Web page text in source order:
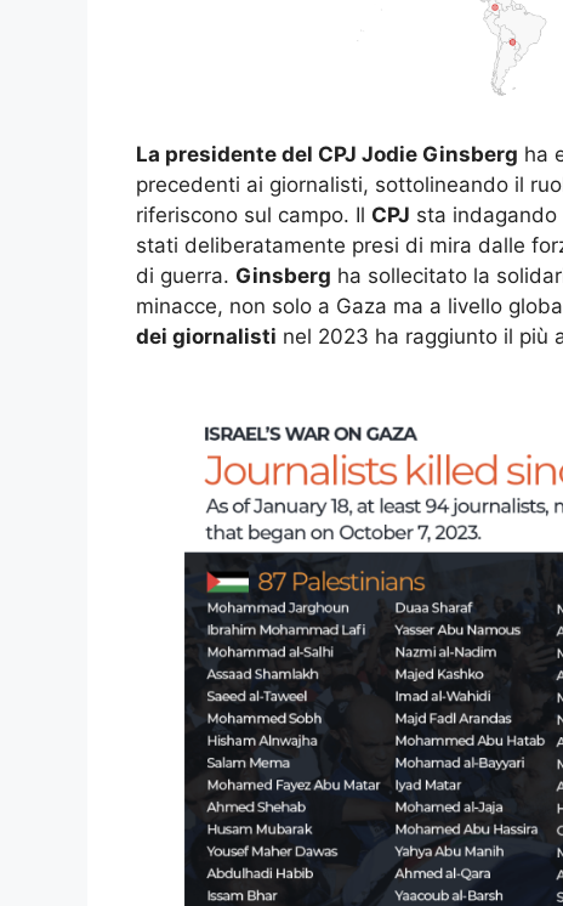
La presidente del CPJ Jodie Ginsberg ha
precedenti ai giornalisti, sottolineando il
riferiscono sul campo. Il CPJ sta indagando
stati deliberatamente presi di mira dalle
di guerra. Ginsberg ha sollecitato la
minacce, non solo a Gaza ma a livello
dei giornalisti nel 2023 ha raggiunto il più